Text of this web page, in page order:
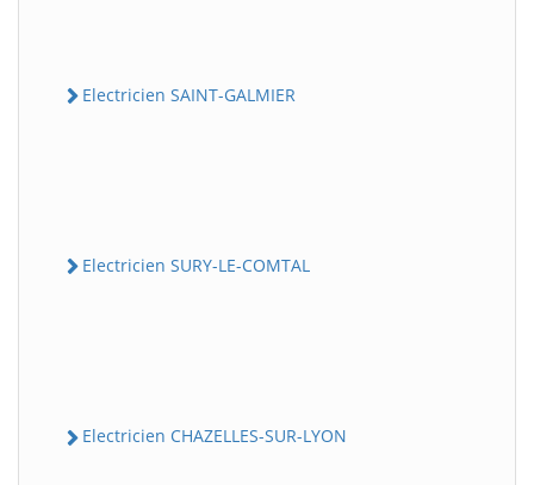
Electricien SAINT-GALMIER
Electricien SURY-LE-COMTAL
Electricien CHAZELLES-SUR-LYON